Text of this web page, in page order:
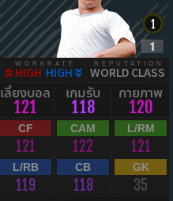
WORKRATE
HIGH HIGH
REPUTATION
WORLD CLASS
เลี้ยงบอล
121
เกมรับ
118
กายภาพ
120
CF
121
CAM
122
L/RM
121
L/RB
119
CB
118
GK
35